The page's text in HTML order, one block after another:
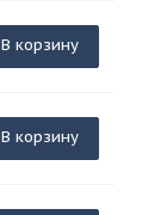
В корзину
В корзину